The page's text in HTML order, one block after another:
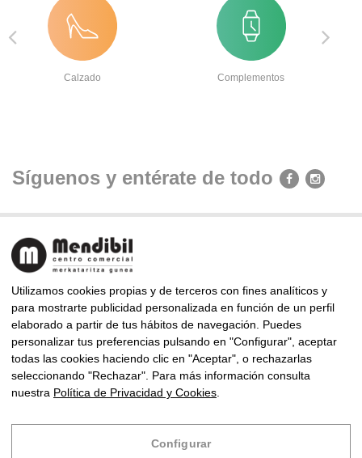
Calzado Complementos
Síguenos y entérate de todo
CENTRO COMERCIAL MENDIBIL
Almirante Arizmendi Kalea, 9, 20302 Irun, Gipuzkoa
Telf: +34 943 63 83 94 · Fax: +34 943 63 85 86
mendibil@centrocomercialmendibil.com
Utilizamos cookies propias y de terceros con fines analíticos y
para mostrarte publicidad personalizada en función de un perfil
elaborado a partir de tus hábitos de navegación. Puedes
personalizar tus preferencias pulsando en "Configurar", aceptar
todas las cookies haciendo clic en "Aceptar", o rechazarlas
seleccionando "Rechazar". Para más información consulta
nuestra Política de Privacidad y Cookies
Configurar